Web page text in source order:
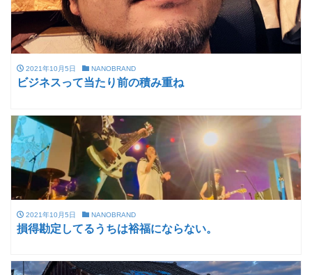
2021年10月5日 NANOBRAND
ビジネスって当たり前の積み重ね
2021年10月5日 NANOBRAND
損得勘定してるうちは裕福にならない。